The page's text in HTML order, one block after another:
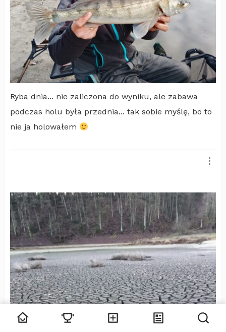
Ryba dnia... nie zaliczona do wyniku, ale zabawa
podczas holu była przednia... tak sobie myślę, bo to
nie ja holowałem